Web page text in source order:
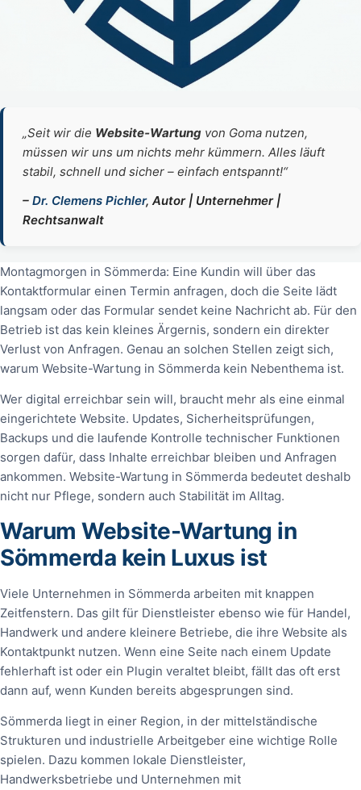
„Seit wir die Website‑Wartung von Goma nutzen,
müssen wir uns um nichts mehr kümmern. Alles läuft
stabil, schnell und sicher – einfach entspannt!“
– Dr. Clemens Pichler, Autor | Unternehmer |
Rechtsanwalt
Montagmorgen in Sömmerda: Eine Kundin will über das
Kontaktformular einen Termin anfragen, doch die Seite lädt
langsam oder das Formular sendet keine Nachricht ab. Für den
Betrieb ist das kein kleines Ärgernis, sondern ein direkter
Verlust von Anfragen. Genau an solchen Stellen zeigt sich,
warum Website-Wartung in Sömmerda kein Nebenthema ist.
Wer digital erreichbar sein will, braucht mehr als eine einmal
eingerichtete Website. Updates, Sicherheitsprüfungen,
Backups und die laufende Kontrolle technischer Funktionen
sorgen dafür, dass Inhalte erreichbar bleiben und Anfragen
ankommen. Website-Wartung in Sömmerda bedeutet deshalb
nicht nur Pflege, sondern auch Stabilität im Alltag.
Warum Website-Wartung in
Sömmerda kein Luxus ist
Viele Unternehmen in Sömmerda arbeiten mit knappen
Zeitfenstern. Das gilt für Dienstleister ebenso wie für Handel,
Handwerk und andere kleinere Betriebe, die ihre Website als
Kontaktpunkt nutzen. Wenn eine Seite nach einem Update
fehlerhaft ist oder ein Plugin veraltet bleibt, fällt das oft erst
dann auf, wenn Kunden bereits abgesprungen sind.
Sömmerda liegt in einer Region, in der mittelständische
Strukturen und industrielle Arbeitgeber eine wichtige Rolle
spielen. Dazu kommen lokale Dienstleister,
Handwerksbetriebe und Unternehmen mit